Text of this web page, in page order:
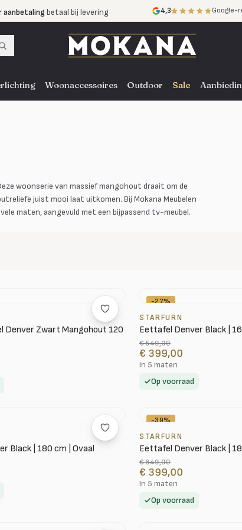
aanbetaling betaal bij levering
door heel NL, BE en DE
4,3 Google-
Woonaccessoires Outdoor Sale
woonserie van massief mangohout draait om de
juist mooi laat uitkomen. Bij Mokana Meubelen
maten, aangevuld met een bijpassend tv-meubel.
Denver Zwart Mangohout 120
-27%
STARFURN
Eettafel Denver Black |
€ 549,00
€ 399,00
In 5 maten
Op voorraad
Black | 180 cm | Ovaal
-39%
STARFURN
Eettafel Denver Black |
€ 649,00
€ 399,00
In 5 maten
Op voorraad